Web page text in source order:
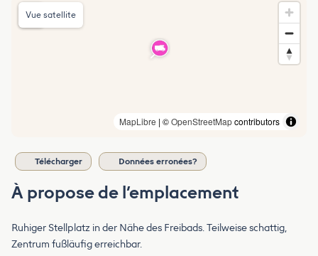
MapLibre | ©OpenStreetMapcontributors
Vue satellite
Télécharger Données erronées?
À propose de l’emplacement
Ruhiger Stellplatz in der Nähe des Freibads. Teilweise schattig,
Zentrum fußläufig erreichbar.